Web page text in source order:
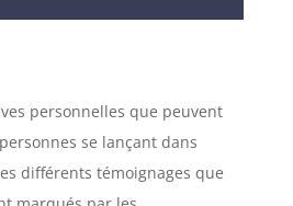
personnelles que peuvent
se lançant dans
différents témoignages que